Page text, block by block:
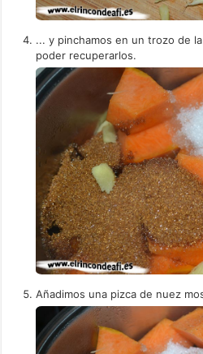
... y pinchamos en un trozo de
poder recuperarlos.
Añadimos una pizca de nuez